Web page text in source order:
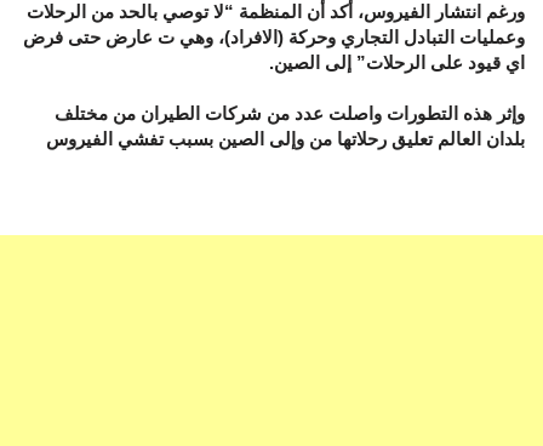
ورغم انتشار الفيروس، أكد أن المنظمة “لا توصي بالحد من الرحلات
وعمليات التبادل التجاري وحركة (الافراد)، وهي ت عارض حتى فرض
اي قيود على الرحلات” إلى الصين.
وإثر هذه التطورات واصلت عدد من شركات الطيران من مختلف
بلدان العالم تعليق رحلاتها من وإلى الصين بسبب تفشي الفيروس